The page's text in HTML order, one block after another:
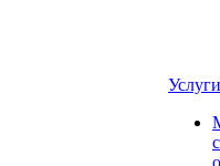
Услуги